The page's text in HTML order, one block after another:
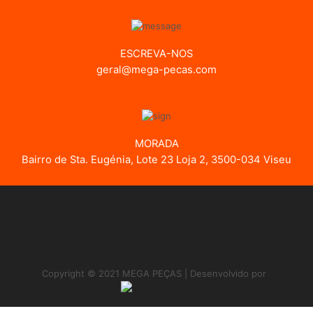
ESCREVA-NOS
geral@mega-pecas.com
MORADA
Bairro de Sta. Eugénia, Lote 23 Loja 2, 3500-034 Viseu
Copyright © 2021 MEGA PEÇAS | Desenvolvido por